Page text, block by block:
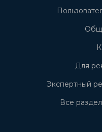
Для
Экспертный
Все